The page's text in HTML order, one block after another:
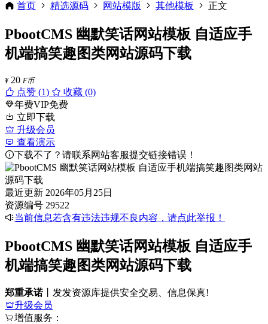
首页 精选源码 网站模版 其他模板 正文
PbootCMS 幽默笑话网站模板 自适应手
机端搞笑趣图类网站源码下载
¥ 20 F币
点赞 (1)
收藏 (0)
年费VIP免费
立即下载
升级会员
查看演示
下载不了？请联系网站客服提交链接错误！
最近更新 2026年05月25日
资源编号 29522
当前信息若含有违法违规不良内容，请点此举报！
PbootCMS 幽默笑话网站模板 自适应手
机端搞笑趣图类网站源码下载
郑重承诺丨发发资源库提供安全交易、信息保真!
升级会员
增值服务：